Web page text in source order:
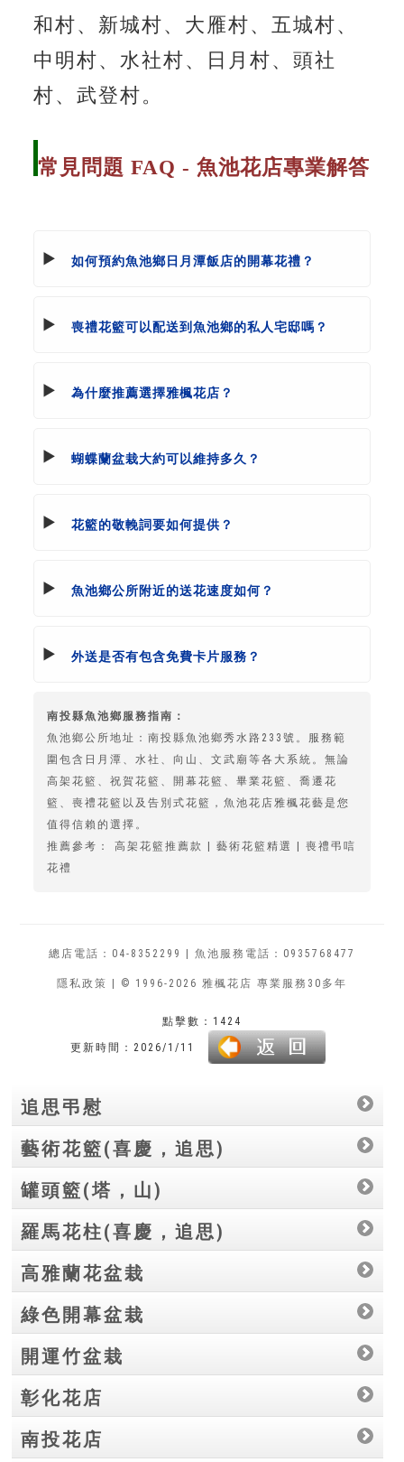
和村、新城村、大雁村、五城村、
中明村、水社村、日月村、頭社
村、武登村。
常見問題 FAQ - 魚池花店專業解答
如何預約魚池鄉日月潭飯店的開幕花禮？
喪禮花籃可以配送到魚池鄉的私人宅邸嗎？
為什麼推薦選擇雅楓花店？
蝴蝶蘭盆栽大約可以維持多久？
花籃的敬輓詞要如何提供？
魚池鄉公所附近的送花速度如何？
外送是否有包含免費卡片服務？
南投縣魚池鄉服務指南：
魚池鄉公所地址：南投縣魚池鄉秀水路233號。服務範
圍包含日月潭、水社、向山、文武廟等各大系統。無論
高架花籃、祝賀花籃、開幕花籃、畢業花籃、喬遷花
籃、喪禮花籃以及告別式花籃，魚池花店雅楓花藝是您
值得信賴的選擇。
推薦參考：高架花籃推薦款 |藝術花籃精選 |喪禮弔唁
花禮
總店電話： 04-8352299 | 魚池服務電話： 0935768477
隱私政策 | © 1996-2026 雅楓花店 專業服務30多年
點擊數：1424
更新時間：2026/1/11
追思弔慰
藝術花籃(喜慶，追思)
罐頭籃(塔，山)
羅馬花柱(喜慶，追思)
高雅蘭花盆栽
綠色開幕盆栽
開運竹盆栽
彰化花店
南投花店